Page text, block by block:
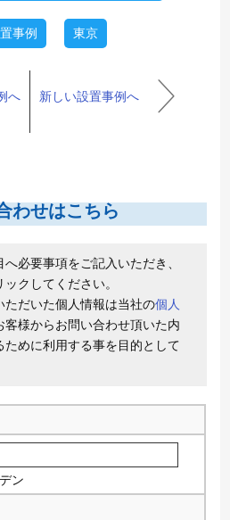
事例 東京
へ 新しい設置事例へ
わせはこちら
必要事項をご記入いただき、
クしてください。
ただいた個人情報は当社の個人
客様からお問い合わせ頂いた内
めに利用する事を目的として
ン